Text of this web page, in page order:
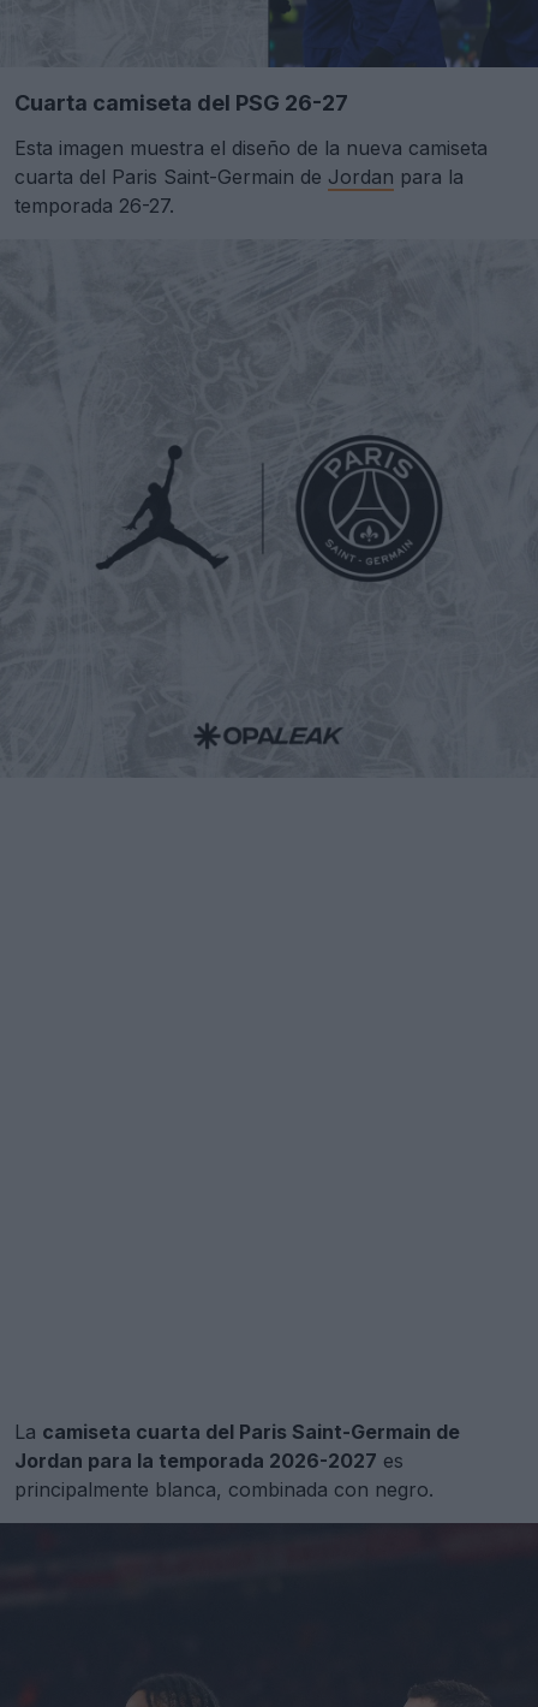
Cuarta camiseta del PSG 26-27
Esta imagen muestra el diseño de la nueva camiseta
cuarta del Paris Saint-Germain de Jordan para la
temporada 26-27.
La camiseta cuarta del Paris Saint-Germain de
Jordan para la temporada 2026-2027 es
principalmente blanca, combinada con negro.